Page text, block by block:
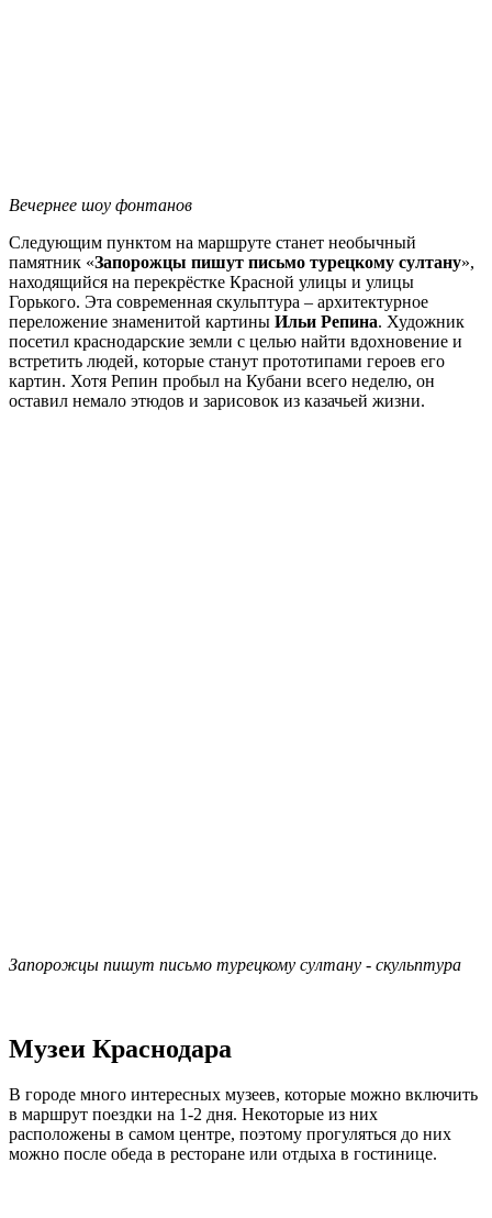
Вечернее шоу фонтанов
Следующим пунктом на маршруте станет необычный
памятник «Запорожцы пишут письмо турецкому султану»,
находящийся на перекрёстке Красной улицы и улицы
Горького. Эта современная скульптура – архитектурное
переложение знаменитой картины Ильи Репина. Художник
посетил краснодарские земли с целью найти вдохновение и
встретить людей, которые станут прототипами героев его
картин. Хотя Репин пробыл на Кубани всего неделю, он
оставил немало этюдов и зарисовок из казачьей жизни.
Запорожцы пишут письмо турецкому султану - скульптура
Музеи Краснодара
В городе много интересных музеев, которые можно включить
в маршрут поездки на 1-2 дня. Некоторые из них
расположены в самом центре, поэтому прогуляться до них
можно после обеда в ресторане или отдыха в гостинице.